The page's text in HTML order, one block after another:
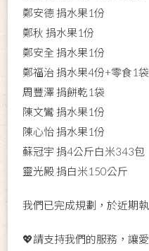
鄭安德 捐水果1份
鄭秋 捐水果1份
鄭安全 捐水果1份
鄭福治 捐水果4份+零食1袋
周豐澤 捐餅乾1袋
陳文鸞 捐水果1份
陳心怡 捐水果1份
蘇冠宇 捐4公斤白米343包
靈光殿 捐白米150公斤
我們已完成規劃，於近期
💖請支持我們的服務，讓